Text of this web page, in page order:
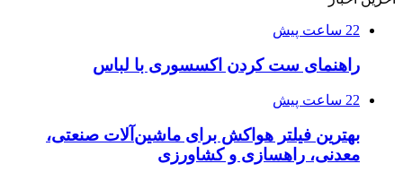
22 ساعت پیش
راهنمای ست کردن اکسسوری با لباس
22 ساعت پیش
بهترین فیلتر هواکش برای ماشین‌آلات صنعتی،
معدنی، راهسازی و کشاورزی